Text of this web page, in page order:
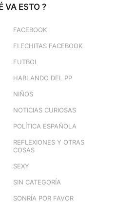
VA ESTO ?
FACEBOOK
FLECHITAS FACEBOOK
FUTBOL
HABLANDO DEL PP
NIÑOS
NOTICIAS CURIOSAS
POLÍTICA ESPAÑOLA
REFLEXIONES Y OTRAS
COSAS
SEXY
SIN CATEGORÍA
SONRÍA POR FAVOR